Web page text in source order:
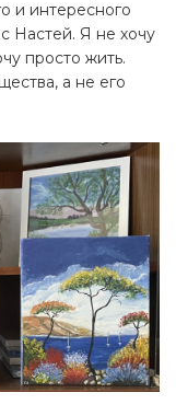
и интересного
Настей. Я не хочу
просто жить.
а не его